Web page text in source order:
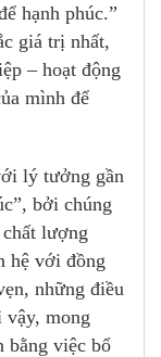
hạnh phúc.”
giá trị nhất,
– hoạt động
mình để
lý tưởng gần
bởi chúng
lượng
hệ với đồng
những điều
mong
bằng việc bổ